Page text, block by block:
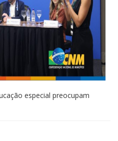
especial preocupam